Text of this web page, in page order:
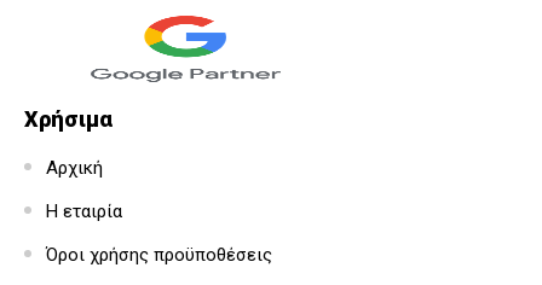
Χρήσιμα
Αρχική
Η εταιρία
Όροι χρήσης προϋποθέσεις